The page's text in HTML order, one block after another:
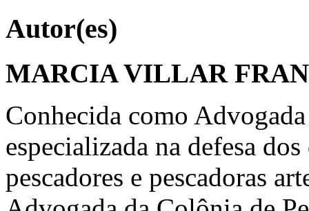
Autor(es)
MARCIA VILLAR
Conhecida como
especializada na defesa
pescadores e pescadoras